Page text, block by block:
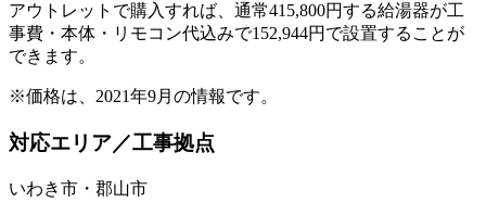
アウトレットで購入すれば、通常415,800円する給湯器が工
事費・本体・リモコン代込みで152,944円で設置することが
できます。
※価格は、2021年9月の情報です。
対応エリア／工事拠点
いわき市・郡山市